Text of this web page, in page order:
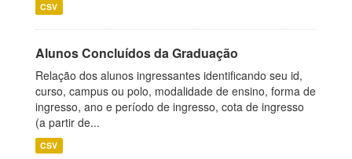
CSV
Alunos Concluídos da Graduação
Relação dos alunos ingressantes identificando seu id,
curso, campus ou polo, modalidade de ensino, forma de
ingresso, ano e período de ingresso, cota de ingresso
(a partir de...
CSV